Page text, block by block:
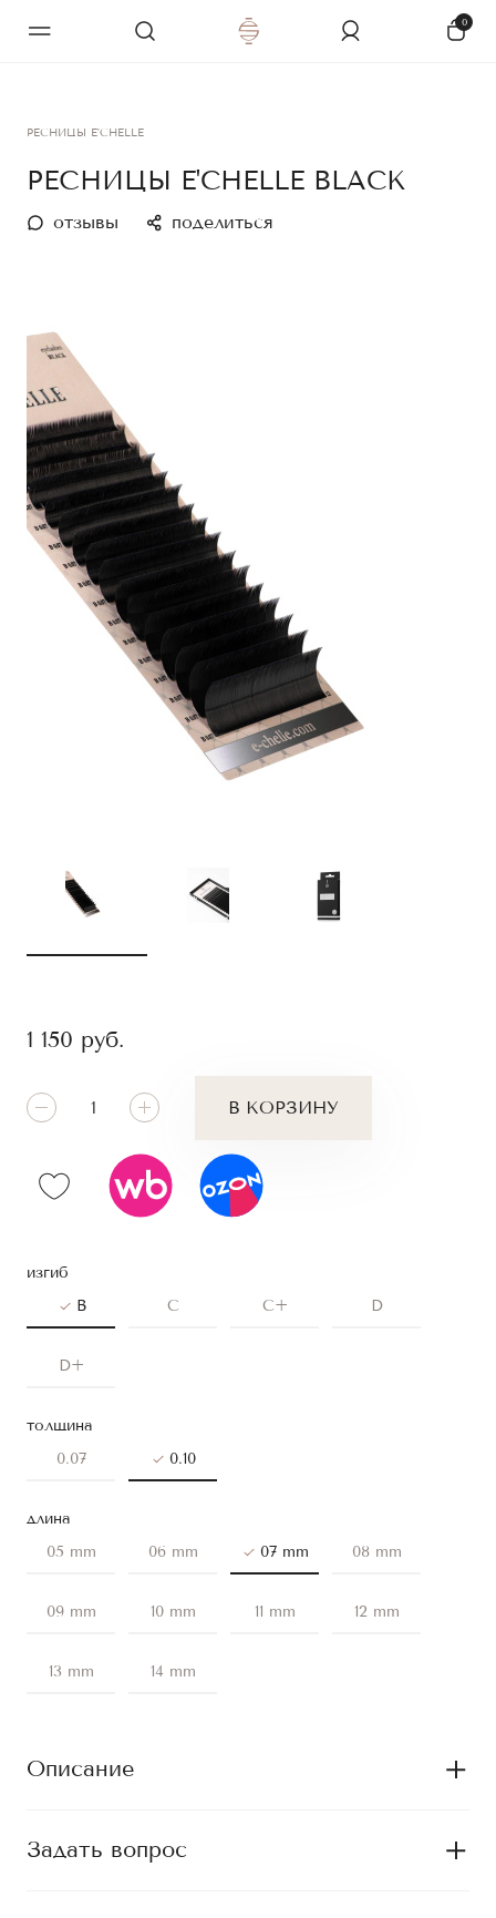
0
РЕСНИЦЫ E'CHELLE
РЕСНИЦЫ E'CHELLE BLACK
отзывы поделиться
изгиб
B
C C+ D
D+
толщина
0.07
0.10
длина
05 mm
06 mm 07 mm 08 mm
09 mm 10 mm 11 mm 12 mm
13 mm 14 mm
1 150 руб.
В КОРЗИНУ
Описание
Задать вопрос